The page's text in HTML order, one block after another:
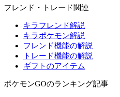
フレンド・トレード関連
キラフレンド解説
キラポケモン解説
フレンド機能の解説
トレード機能の解説
ギフトのアイテム
ポケモンGOのランキング記事